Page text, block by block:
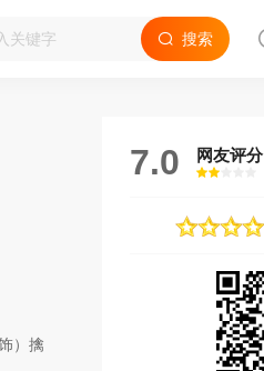
搜索
）擒
7.0 网友评分
很差
较差还行推荐力荐